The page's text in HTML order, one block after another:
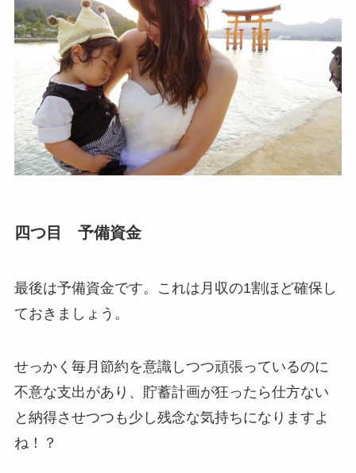
四つ目 予備資金
最後は予備資金です。これは月収の1割ほど確保し
ておきましょう。
せっかく毎月節約を意識しつつ頑張っているのに
不意な支出があり、貯蓄計画が狂ったら仕方ない
と納得させつつも少し残念な気持ちになりますよ
ね！？